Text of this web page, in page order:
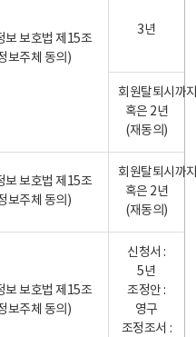
보 보호법 제15조
보주체 동의)
3년
회원탈퇴시까
혹은 2년
(재동의)
보 보호법 제15조
보주체 동의)
회원탈퇴시까
혹은 2년
(재동의)
보 보호법 제15조
보주체 동의)
신청서 :
5년
조정안 :
영구
조정조서 :